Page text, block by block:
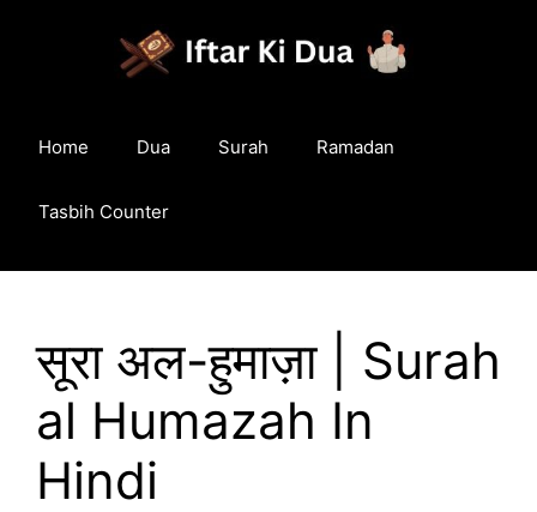
Home Dua Surah Ramadan
Tasbih Counter
सूरा अल-हुमाज़ा | Surah
al Humazah In
Hindi